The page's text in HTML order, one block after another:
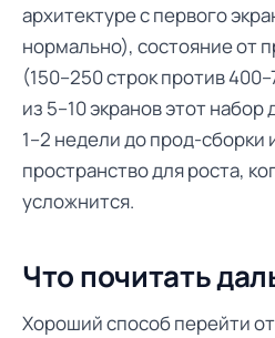
архитектуре с первого
нормально), состояние от
(150–250 строк против
из 5–10 экранов этот набор
1–2 недели до прод-сборки
пространство для роста,
усложнится.
Что почитать
Хороший способ перейти